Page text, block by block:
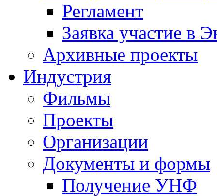
Регламент
Заявка участие в
Архивные проекты
Индустрия
Фильмы
Проекты
Организации
Документы и формы
Получение УНФ